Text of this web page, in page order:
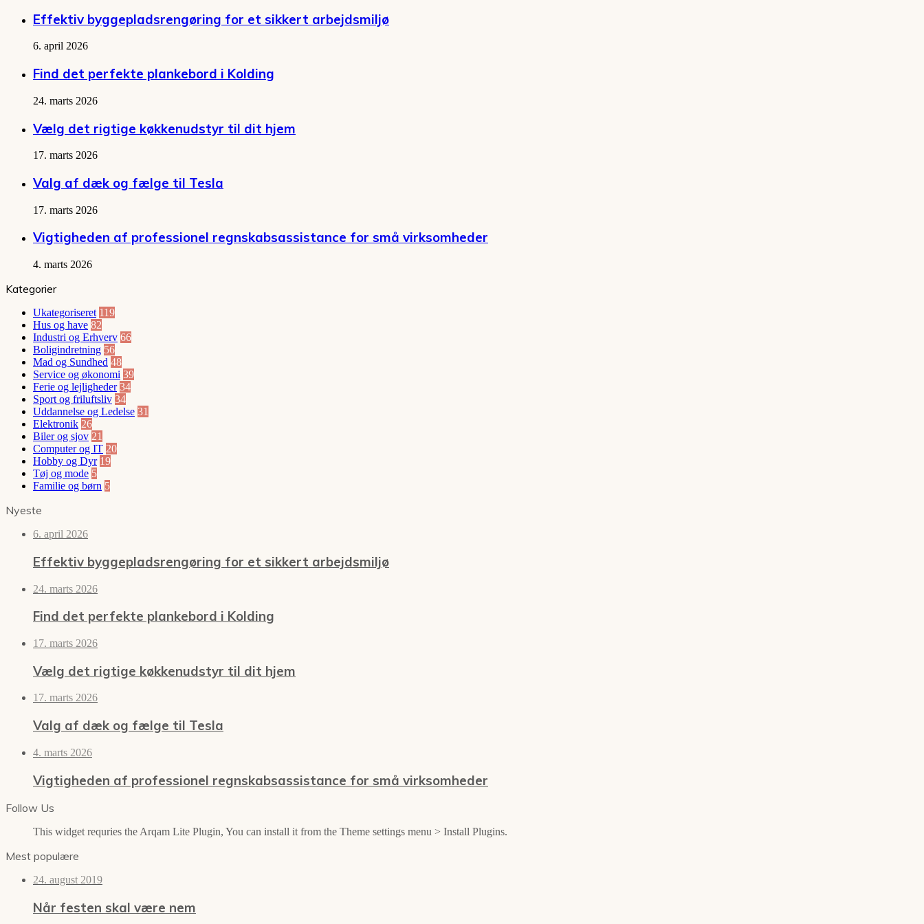
Effektiv byggepladsrengøring for et sikkert arbejdsmiljø
6. april 2026
Find det perfekte plankebord i Kolding
24. marts 2026
Vælg det rigtige køkkenudstyr til dit hjem
17. marts 2026
Valg af dæk og fælge til Tesla
17. marts 2026
Vigtigheden af professionel regnskabsassistance for små virksomheder
4. marts 2026
Kategorier
Ukategoriseret 119
Hus og have 82
Industri og Erhverv 66
Boligindretning 56
Mad og Sundhed 48
Service og økonomi 39
Ferie og lejligheder 34
Sport og friluftsliv 34
Uddannelse og Ledelse 31
Elektronik 26
Biler og sjov 21
Computer og IT 20
Hobby og Dyr 19
Tøj og mode 5
Familie og børn 5
Nyeste
6. april 2026
Effektiv byggepladsrengøring for et sikkert arbejdsmiljø
24. marts 2026
Find det perfekte plankebord i Kolding
17. marts 2026
Vælg det rigtige køkkenudstyr til dit hjem
17. marts 2026
Valg af dæk og fælge til Tesla
4. marts 2026
Vigtigheden af professionel regnskabsassistance for små virksomheder
Follow Us
This widget requries the Arqam Lite Plugin, You can install it from the Theme settings menu > Install Plugins.
Mest populære
24. august 2019
Når festen skal være nem